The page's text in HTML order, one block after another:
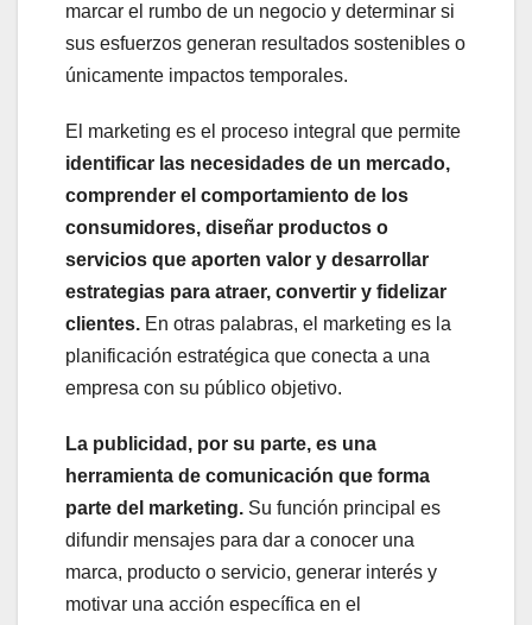
marcar el rumbo de un negocio y determinar si
sus esfuerzos generan resultados sostenibles o
únicamente impactos temporales.
El marketing es el proceso integral que permite
identificar las necesidades de un mercado,
comprender el comportamiento de los
consumidores, diseñar productos o
servicios que aporten valor y desarrollar
estrategias para atraer, convertir y fidelizar
clientes. En otras palabras, el marketing es la
planificación estratégica que conecta a una
empresa con su público objetivo.
La publicidad, por su parte, es una
herramienta de comunicación que forma
parte del marketing. Su función principal es
difundir mensajes para dar a conocer una
marca, producto o servicio, generar interés y
motivar una acción específica en el